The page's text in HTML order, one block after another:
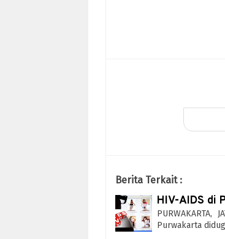
Berita Terkait :
HIV-AIDS di
Purwakarta